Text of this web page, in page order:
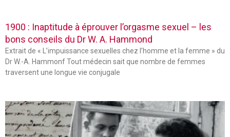
1900 : Inaptitude à éprouver l’orgasme sexuel – les
bons conseils du Dr W. A. Hammond
Extrait de « L’impuissance sexuelles chez l’homme et la femme » du
Dr W.-A. Hammonf Tout médecin sait que nombre de femmes
traversent une longue vie conjugale